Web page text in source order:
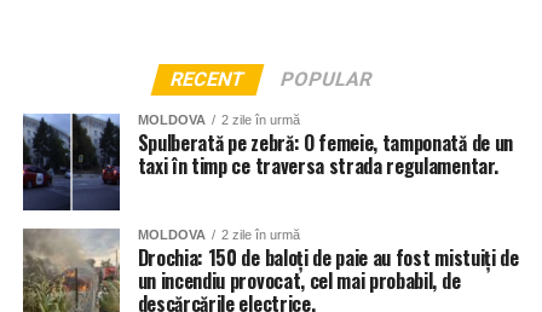
RECENT POPULAR
MOLDOVA 2 zile în urmă
Spulberată pe zebră: O femeie, tamponată de un
taxi în timp ce traversa strada regulamentar.
MOLDOVA 2 zile în urmă
Drochia: 150 de baloți de paie au fost mistuiți de
un incendiu provocat, cel mai probabil, de
descărcările electrice.